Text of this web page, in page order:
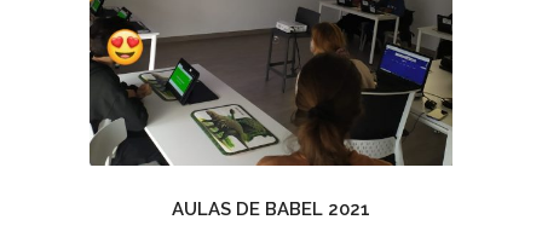
AULAS DE BABEL 2021